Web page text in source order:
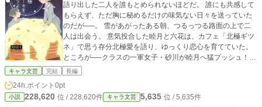
語り出した二人を誰もとめられないほどだ。 誰にも共感して
もらえず、ただ胸に秘めるだけの味気ない日々を送っていた
のだが──。 雪があがったある朝、つるっつる路面の上で二
人は出会う。 意気投合した睦月と六花は、カフェ「北極ギツ
ネ」で思う存分北極愛を語り、ゆっくり恋心を育てていた。
ところが──クラスの一軍女子・砂川が睦月へ猛プッシュ！
六花を排除しようと大騒ぎ。 砂川に振り回されつつ、必死で
の事態が！ 不器用な二人が互いの手をしっかりとつかんでい
くハートフル青春物語です。 表紙イラスト：yorutuki
キャラ文芸 完結 長編
24h.ポイント 0pt
小説 228,620 位 / 228,620件 キャラ文芸 5,635 位 / 5,635件